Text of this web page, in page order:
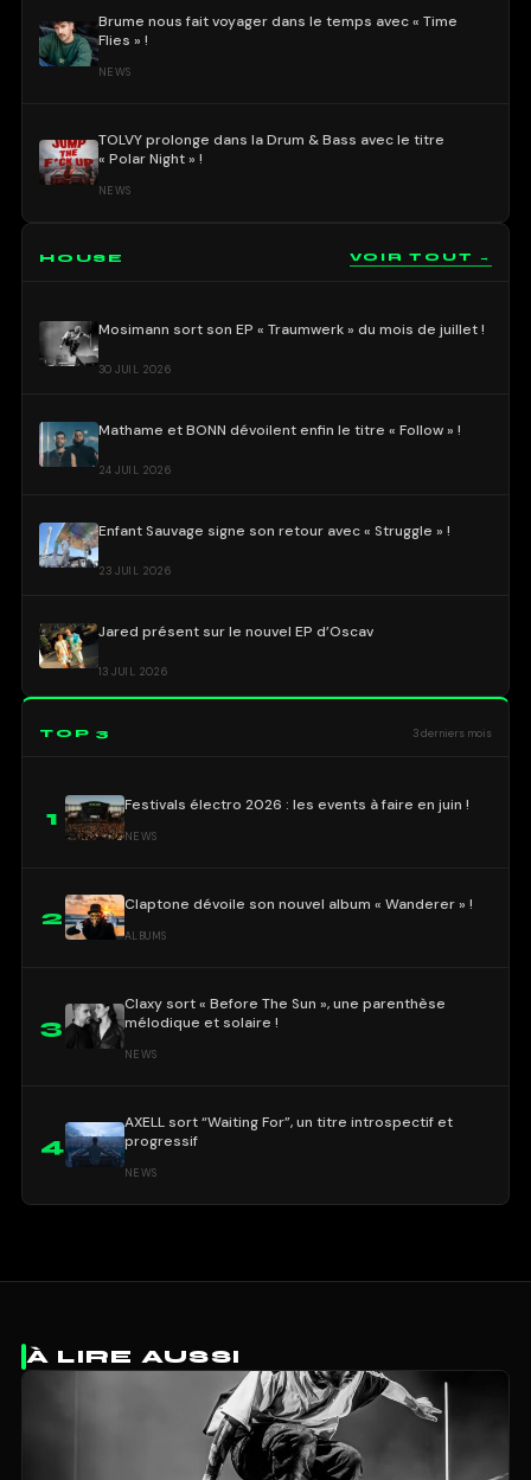
Brume nous fait voyager dans le temps avec « Time
Flies » !
NEWS
TOLVY prolonge dans la Drum & Bass avec le titre
« Polar Night » !
NEWS
HOUSE VOIR TOUT →
Mosimann sort son EP « Traumwerk » du mois de juillet !
30 JUIL 2026
Mathame et BONN dévoilent enfin le titre « Follow » !
24 JUIL 2026
Enfant Sauvage signe son retour avec « Struggle » !
23 JUIL 2026
Jared présent sur le nouvel EP d’Oscav
13 JUIL 2026
TOP 3 3 derniers mois
1
Festivals électro 2026 : les events à faire en juin !
NEWS
2
Claptone dévoile son nouvel album « Wanderer » !
ALBUMS
3
Claxy sort « Before The Sun », une parenthèse
mélodique et solaire !
NEWS
4
AXELL sort “Waiting For”, un titre introspectif et
progressif
NEWS
À LIRE AUSSI